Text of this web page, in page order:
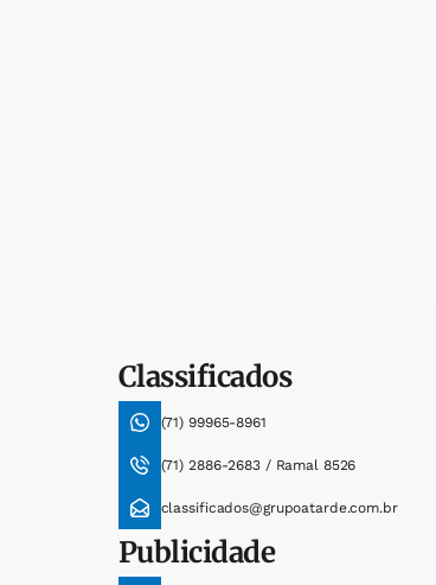
Classificados
(71) 99965-8961
(71) 2886-2683 / Ramal 8526
classificados@grupoatarde.com.br
Publicidade